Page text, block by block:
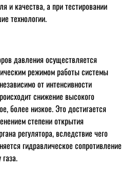
и качества, а при тестировании
технологии.
давления осуществляется
режимом работы системы
от интенсивности
снижение высокого
более низкое. Это достигается
степени открытия
регулятора, вследствие чего
гидравлическое сопротивление